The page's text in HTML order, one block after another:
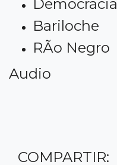
Democracia
Bariloche
RÃ­o Negro
Audio
COMPARTIR: